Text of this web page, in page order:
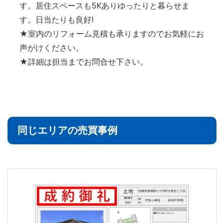
す。居住スペースも5Kありゆったりと暮らせま
す。日当たりも良好!
★室内のリフォーム見積も承りますのでお気軽にお
声がけください。
★詳細は担当までお問合せ下さい。
同じエリアの売買事例